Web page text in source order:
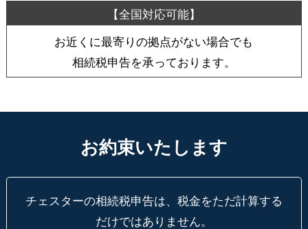
お近くに最寄りの拠点がない場合でも
相続税申告を承っております。
お約束いたします
チェスターの相続税申告は、税金をただ計算する
だけではありません。